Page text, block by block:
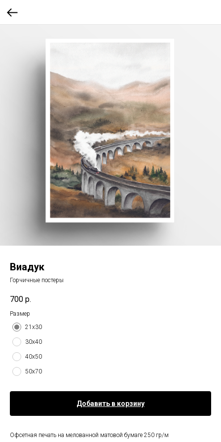
Виадук
Горчичные постеры
700 р.
Размер
21х30
30х40
40х50
50х70
Добавить в корзину
Офсетная печать на мелованной матовой бумаге 250 гр/м